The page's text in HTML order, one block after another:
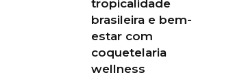
tropicalidade
brasileira e bem-
estar com
coquetelaria
wellness